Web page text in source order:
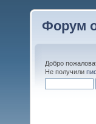
Форум
Добро
Не получили